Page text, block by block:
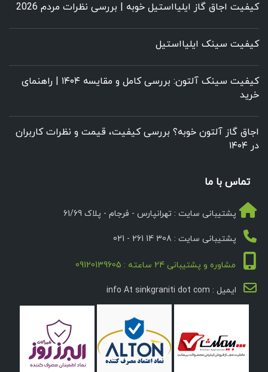
کیفیت اجاق گاز ایلیااستیل خوبه | بررسی نظرات مردم 2026
کیفیت سینک ایلیااستیل
کیفیت سینک آلتون: بررسی کامل و مقایسه ۱۴۰۴ | راهنمای
خرید
اجاق گاز آلتون خوبه؟ بررسی کیفیت، قیمت و نظرات کاربران
در ۱۴۰۴
تماس با ما
پشتیبانی سایت : تهرانپارس - فرجام - پلاک 61/69
پشتیبانی سایت : 308 14 261 - 021
مشاوره و پشتیبانی 24 ساعته : 09120139605
ایمیل : info At sinkgraniti dot com